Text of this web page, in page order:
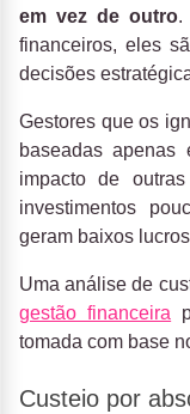
em vez de outro.
financeiros, eles
decisões
Gestores que os
baseadas apenas
impacto de
investimentos
geram baixos
Uma análise de
gestão financeira
tomada com base
Custeio por